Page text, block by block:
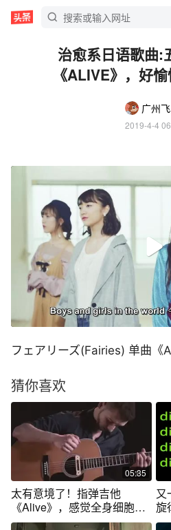
治愈系日语歌曲:
《ALIVE》，好
广州
2019-4-4
フェアリーズ(Fairies) 单曲《
猜你喜欢
05:35
太有意境了！指弹吉他
《Alive》，感觉全身细胞都
被旋律激活了！
又
旋
欢